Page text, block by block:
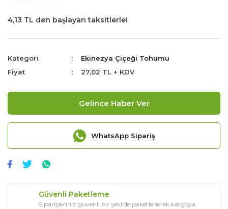
4,13 TL den başlayan taksitlerle!
Kategori
Ekinezya Çiçeği Tohumu
Fiyat
27,02 TL + KDV
Gelince Haber Ver
WhatsApp Sipariş
Güvenli Paketleme
Siparişleriniz güvenli bir şekilde paketlenerek kargoya